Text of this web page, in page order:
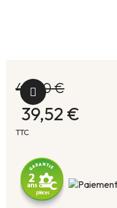
44,40 €
39,52 €
TTC